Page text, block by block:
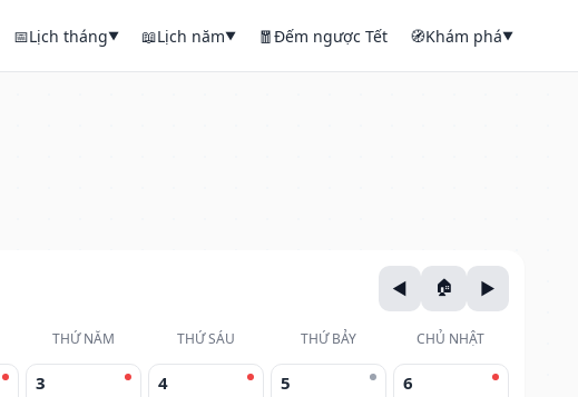
📅Lịch tháng▼ 📖Lịch năm▼ 🧧Đếm ngược Tết 🧭Khám phá▼
THỨ NĂM THỨ SÁU THỨ BẢY CHỦ NHẬT
3 4 5 6